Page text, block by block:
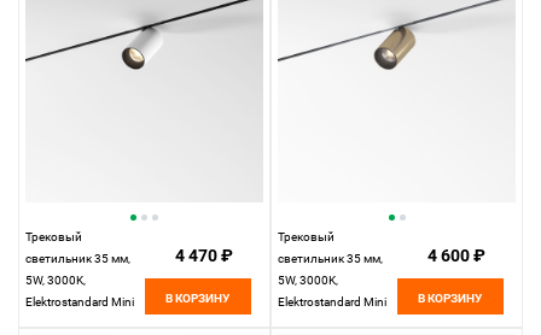
Трековый
светильник 35 мм,
5W, 3000K,
Elektrostandard Mini
4 470 ₽
В КОРЗИНУ
Трековый
светильник 35 мм,
5W, 3000K,
Elektrostandard Mini
4 600 ₽
В КОРЗИНУ